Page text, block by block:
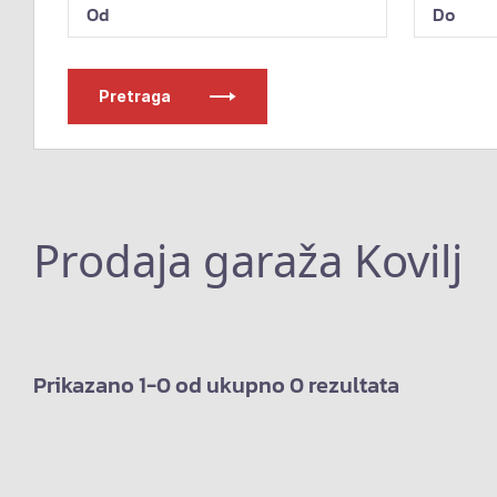
Pretraga
Prodaja garaža Kovilj
Prikazano 1-0 od ukupno 0 rezultata